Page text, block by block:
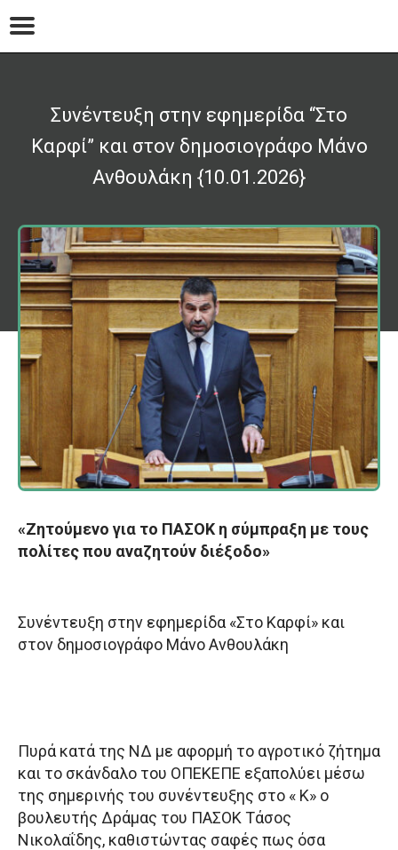
Συνέντευξη στην εφημερίδα “Στο
Καρφί” και στον δημοσιογράφο Μάνο
Ανθουλάκη {10.01.2026}
«Ζητούμενο για το ΠΑΣΟΚ η σύμπραξη με τους
πολίτες που αναζητούν διέξοδο»
Συνέντευξη στην εφημερίδα «Στο Καρφί» και
στον δημοσιογράφο Μάνο Ανθουλάκη
Πυρά κατά της ΝΔ με αφορμή το αγροτικό ζήτημα
και το σκάνδαλο του ΟΠΕΚΕΠΕ εξαπολύει μέσω
της σημερινής του συνέντευξης στο « Κ» ο
βουλευτής Δράμας του ΠΑΣΟΚ Τάσος
Νικολαΐδης, καθιστώντας σαφές πως όσα